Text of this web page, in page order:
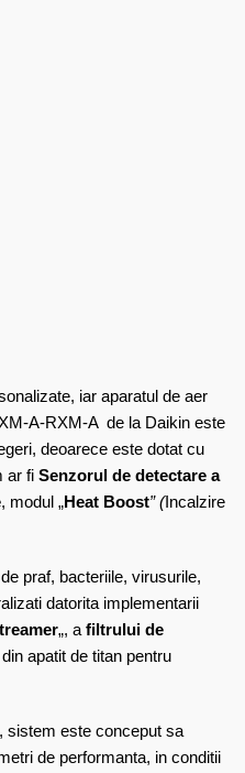
iar aparatul de aer
A-RXM-A de la Daikin este
deoarece este dotat cu
ar fi Senzorul de detectare a
, modul „Heat Boost” (Incalzire
praf, bacteriile, virusurile,
datorita implementarii
„, a filtrului de
din apatit de titan pentru
sistem este conceput sa
de performanta, in conditii